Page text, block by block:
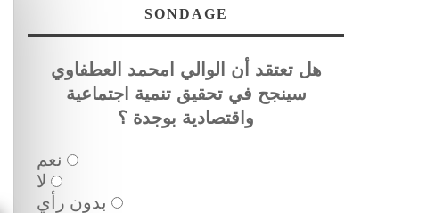
SONDAGE
هل تعتقد أن الوالي امحمد العطفاوي
سينجح في تحقيق تنمية اجتماعية
واقتصادية بوجدة ؟
نعم
لا
بدون رأي